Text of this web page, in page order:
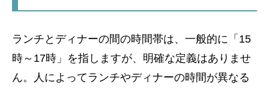
ランチとディナーの間の時間帯は、一般的に「15
時～17時」を指しますが、明確な定義はありませ
ん。人によってランチやディナーの時間が異なる